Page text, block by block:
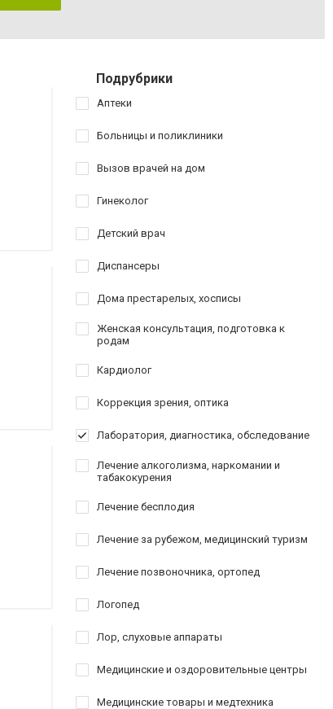
Подрубрики
Аптеки
Больницы и поликлиники
Вызов врачей на дом
Гинеколог
Детский врач
Диспансеры
Дома престарелых, хосписы
Женская консультация, подготовка к
родам
Кардиолог
Коррекция зрения, оптика
Лаборатория, диагностика, обследование
Лечение алкоголизма, наркомании и
табакокурения
Лечение бесплодия
Лечение за рубежом, медицинский туризм
Лечение позвоночника, ортопед
Логопед
Лор, слуховые аппараты
Медицинские и оздоровительные центры
Медицинские товары и медтехника